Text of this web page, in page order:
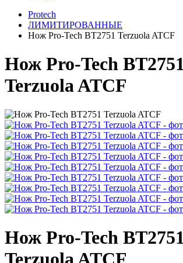
Protech
ЛИМИТИРОВАННЫЕ
Нож Pro-Tech BT2751 Terzuola ATCF
Нож Pro-Tech
Terzuola ATCF
Нож Pro-Tech